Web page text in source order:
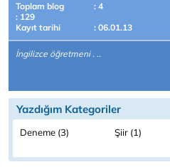
Toplam blog
: 4
: 129
Kayıt tarihi
: 06.01.13
İngilizce öğretmeni . ..
Yazdığım Kategoriler
Deneme (3) Şiir (1)